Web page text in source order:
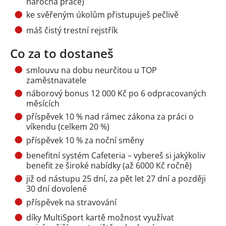
ke svěřeným úkolům přistupuješ pečlivě
máš čistý trestní rejstřík
Co za to dostaneš
smlouvu na dobu neurčitou u TOP
zaměstnavatele
náborový bonus 12 000 Kč po 6 odpracovaných
měsících
příspěvek 10 % nad rámec zákona za práci o
víkendu (celkem 20 %)
příspěvek 10 % za noční směny
benefitní systém Cafeteria – vybereš si jakýkoliv
benefit ze široké nabídky (až 6000 Kč ročně)
již od nástupu 25 dní, za pět let 27 dní a později
30 dní dovolené
příspěvek na stravování
díky MultiSport kartě možnost využívat